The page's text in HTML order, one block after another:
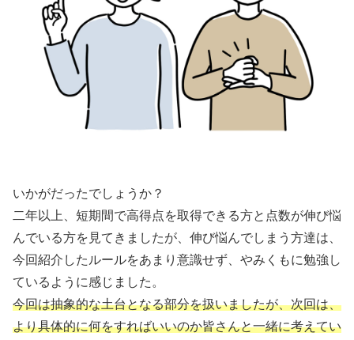
いかがだったでしょうか？
二年以上、短期間で高得点を取得できる方と点数が伸び悩
んでいる方を見てきましたが、伸び悩んでしまう方達は、
今回紹介したルールをあまり意識せず、やみくもに勉強し
ているように感じました。
今回は抽象的な土台となる部分を扱いましたが、次回は、
より具体的に何をすればいいのか皆さんと一緒に考えてい